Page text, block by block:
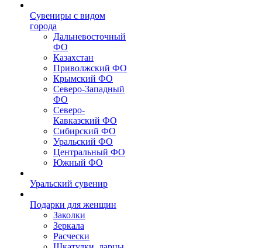
Сувениры с видом
города
Дальневосточный
ФО
Казахстан
Приволжский ФО
Крымский ФО
Северо-Западный
ФО
Северо-
Кавказский ФО
Сибирский ФО
Уральский ФО
Центральный ФО
Южный ФО
Уральский сувенир
Подарки для женщин
Заколки
Зеркала
Расчески